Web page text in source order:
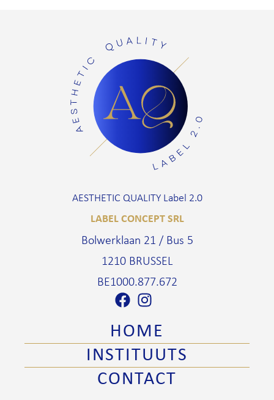
AESTHETIC QUALITY Label 2.0
LABEL CONCEPT SRL
Bolwerklaan 21 / Bus 5
1210 BRUSSEL
BE1000.877.672
HOME
INSTITUUTS
CONTACT